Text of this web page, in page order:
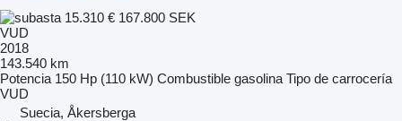
15.310 € 167.800 SEK
VUD
2018
143.540 km
Potencia 150 Hp (110 kW) Combustible gasolina Tipo de carrocería
VUD
Suecia, Åkersberga